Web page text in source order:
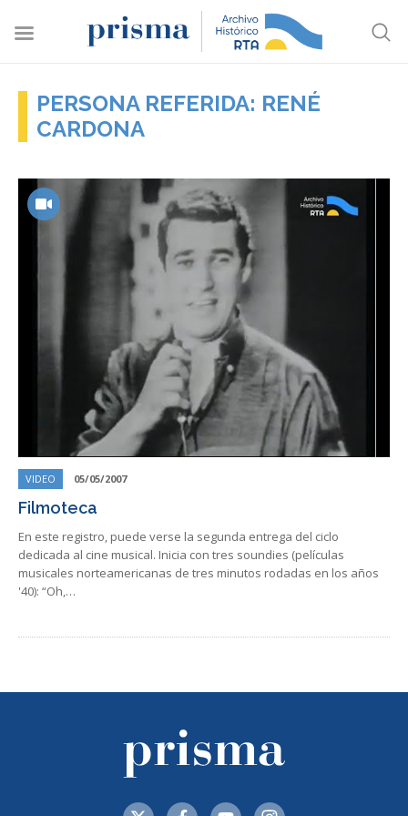
PERSONA REFERIDA: RENÉ
CARDONA
VIDEO 05/05/2007
Filmoteca
En este registro, puede verse la segunda entrega del ciclo
dedicada al cine musical. Inicia con tres soundies (películas
musicales norteamericanas de tres minutos rodadas en los años
'40): “Oh,…